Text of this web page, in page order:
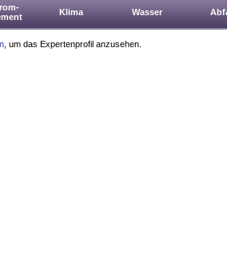
Klima Wasser
, um das Expertenprofil anzusehen.